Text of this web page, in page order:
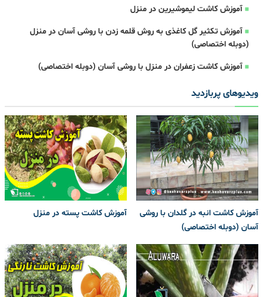
آموزش کاشت لیموشیرین در منزل
آموزش تکثیر گل کاغذی به روش قلمه زدن با روشی آسان در منزل
(دوبله اختصاصی)
آموزش کاشت زعفران در منزل با روشی آسان (دوبله اختصاصی)
ویدیوهای پربازدید
آموزش کاشت انبه در گلدان با روشی
آسان (دوبله اختصاصی)
آموزش کاشت پسته در منزل